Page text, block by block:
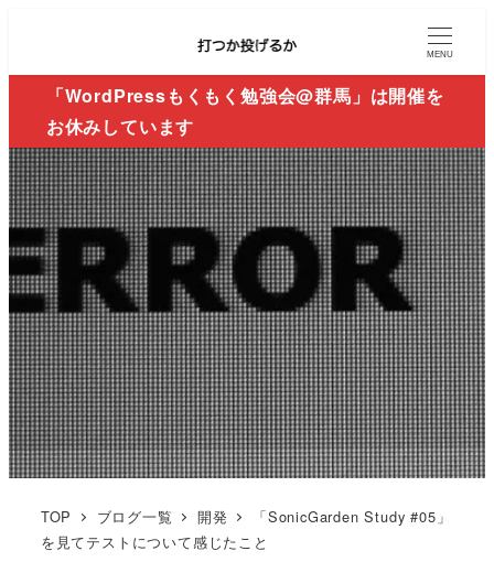
MENU
「WordPressもくもく勉強会@群馬」は開催を
お休みしています
TOP ブログ一覧 開発
「SonicGarden Study #05」
を見てテストについて感じたこと